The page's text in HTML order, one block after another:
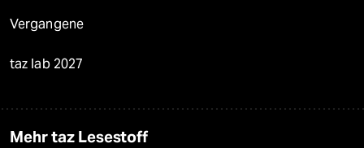
Vergangene
taz lab 2027
Mehr taz Lesestoff